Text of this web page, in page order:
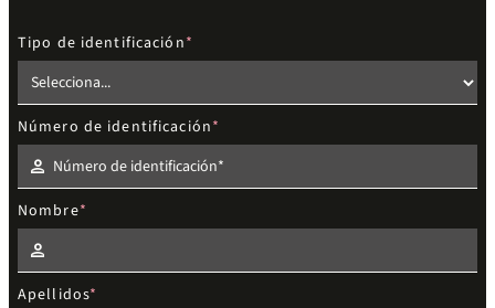
Tipo de identificación
Número de identificación
Nombre
Apellidos